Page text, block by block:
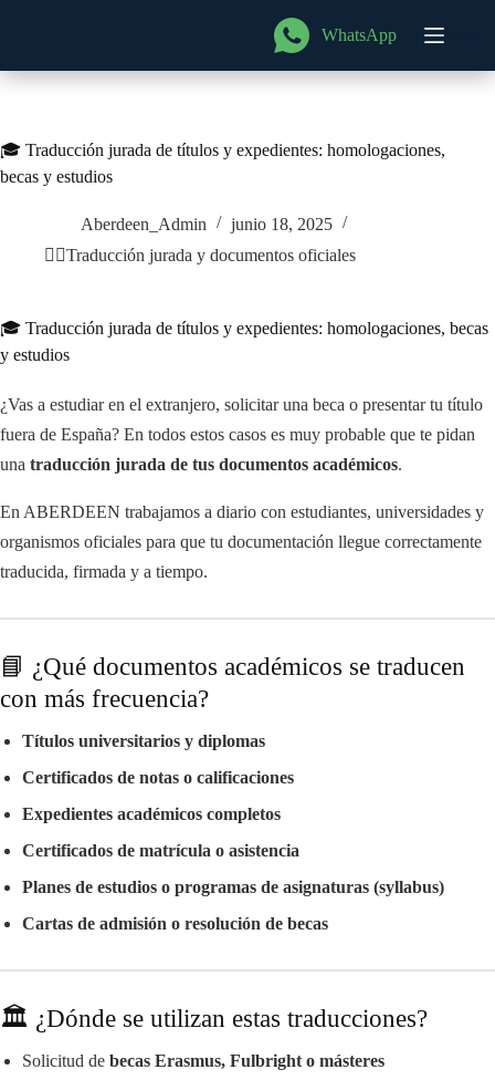
WhatsApp
🎓 Traducción jurada de títulos y expedientes: homologaciones,
becas y estudios
Aberdeen_Admin
junio 18, 2025
🧑‍⚖️Traducción jurada y documentos oficiales
🎓 Traducción jurada de títulos y expedientes: homologaciones, becas
y estudios
¿Vas a estudiar en el extranjero, solicitar una beca o presentar tu título
fuera de España? En todos estos casos es muy probable que te pidan
una traducción jurada de tus documentos académicos.
En ABERDEEN trabajamos a diario con estudiantes, universidades y
organismos oficiales para que tu documentación llegue correctamente
traducida, firmada y a tiempo.
📘 ¿Qué documentos académicos se traducen
con más frecuencia?
Títulos universitarios y diplomas
Certificados de notas o calificaciones
Expedientes académicos completos
Certificados de matrícula o asistencia
Planes de estudios o programas de asignaturas (syllabus)
Cartas de admisión o resolución de becas
🏛️ ¿Dónde se utilizan estas traducciones?
Solicitud de becas Erasmus, Fulbright o másteres